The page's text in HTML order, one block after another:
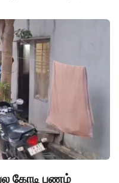
கோடி பணம்